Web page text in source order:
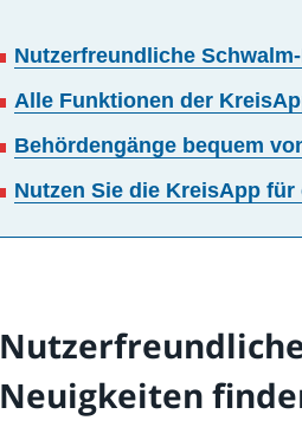
Nutzerfreundliche
Alle Funktionen der
Behördengänge bequem
Nutzen Sie die KreisApp
Neuigkeiten